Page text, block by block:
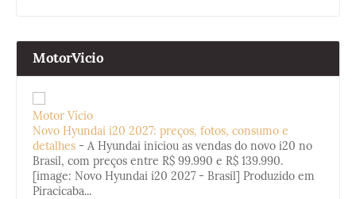
MotorVicio
Motor Vício
Novo Hyundai i20 2027: preços, fotos, consumo e
detalhes - A Hyundai iniciou as vendas do novo i20 no
Brasil, com preços entre R$ 99.990 e R$ 139.990.
[image: Novo Hyundai i20 2027 - Brasil] Produzido em
Piracicaba...